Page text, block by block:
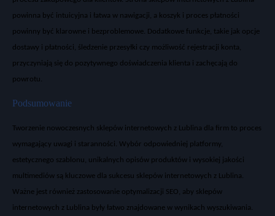
powinna być intuicyjna i łatwa w nawigacji, a koszyk i proces płatności
powinny być klarowne i bezproblemowe. Dodatkowe funkcje, takie jak opcje
dostawy i płatności, śledzenie przesyłki czy możliwość rejestracji konta,
przyczyniają się do pozytywnego doświadczenia klienta i zachęcają do
powrotu.
Podsumowanie
Tworzenie nowoczesnych sklepów internetowych z Lublina dla firm to proces
wymagający uwagi i staranności. Wybór odpowiedniej platformy,
estetycznego szablonu, unikalnych opisów produktów i wysokiej jakości
multimediów są kluczowe dla sukcesu sklepów internetowych z Lublina.
Ważne jest również zastosowanie optymalizacji SEO, aby sklepów
internetowych z Lublina by ły łatwo znajdowane w wynikach wyszukiwania.